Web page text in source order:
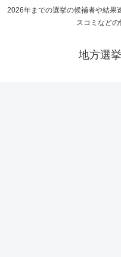
2026年までの選挙の候補者や結果
スコミなど
地方選